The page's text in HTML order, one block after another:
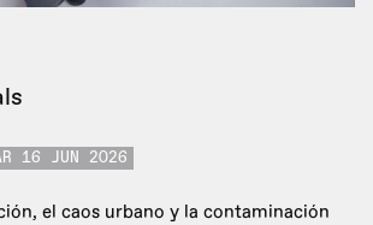
16 JUN 2026
el caos urbano y la contaminación